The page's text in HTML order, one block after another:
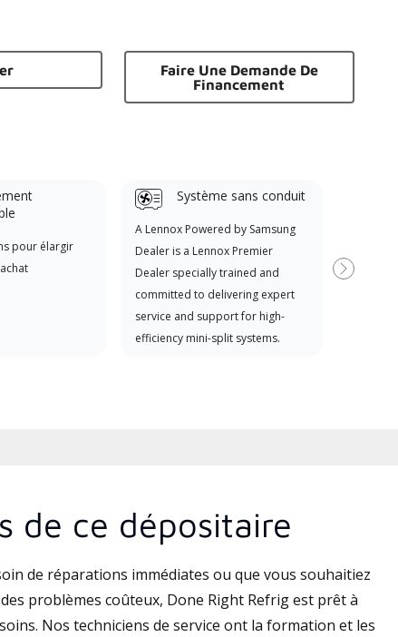
Faire Une Demande De
Financement
pour élargir
Système sans conduit
A Lennox Powered by Samsung
Dealer is a Lennox Premier
Dealer specially trained and
committed to delivering expert
service and support for high-
efficiency mini-split systems.
si
Next
de ce dépositaire
de réparations immédiates ou que vous souhaitiez
problèmes coûteux, Done Right Refrig est prêt à
Nos techniciens de service ont la formation et les